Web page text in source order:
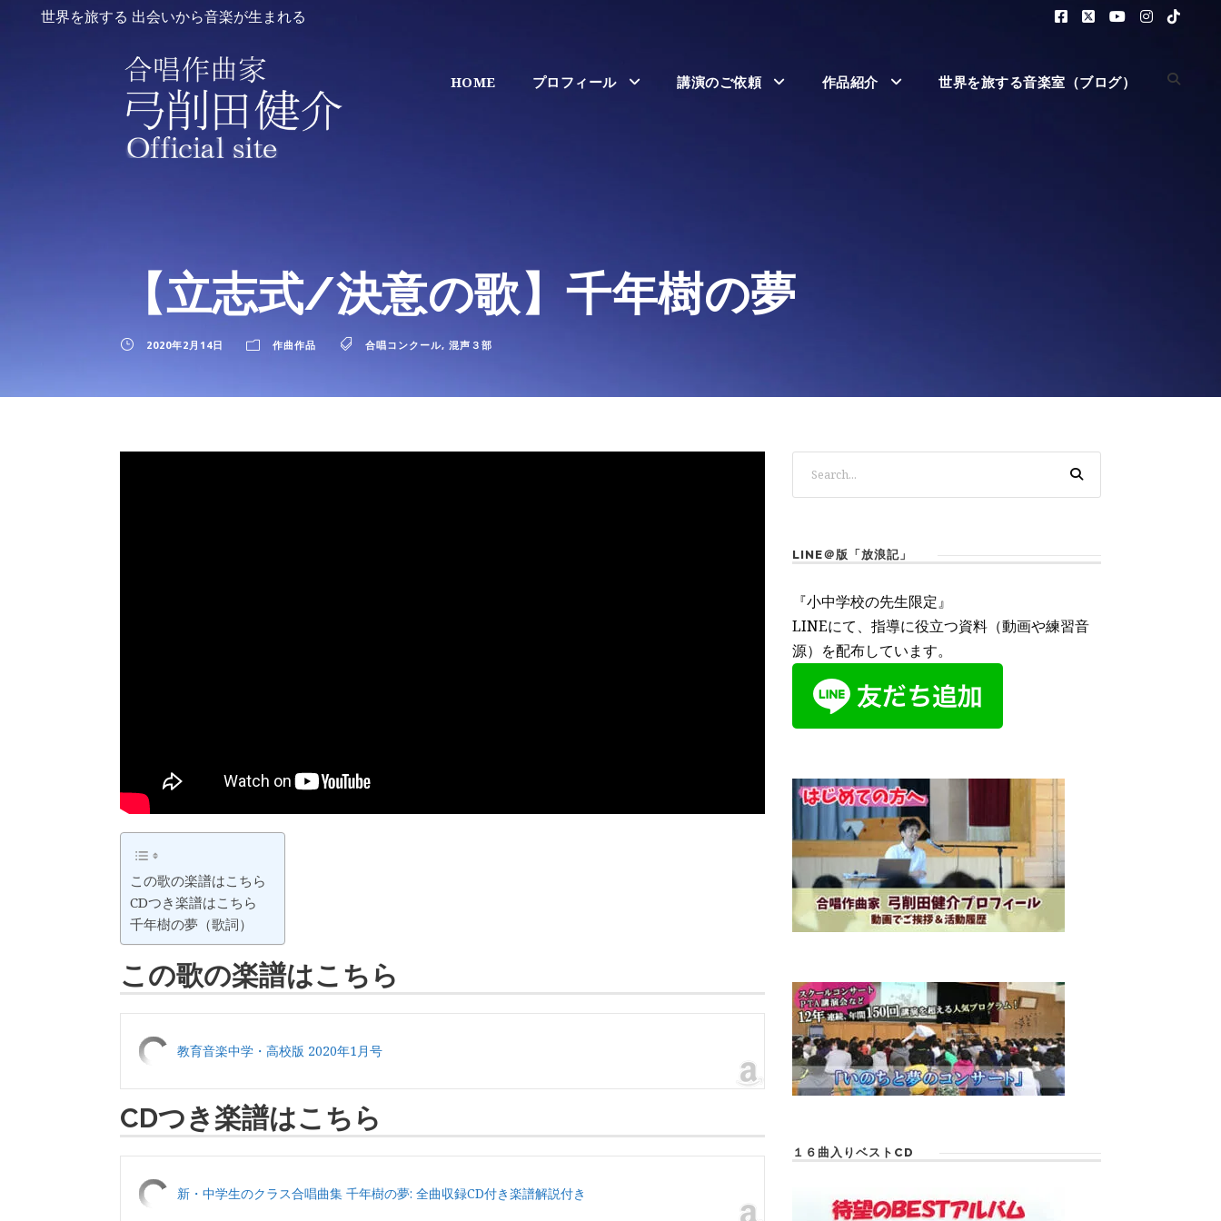
世界を旅する 出会いから音楽が生まれる
HOME プロフィール 講演のご依頼 作品紹介 世界を旅する音楽室（ブログ）
【立志式/決意の歌】千年樹の夢
2020年2月14日 作曲作品 合唱コンクール, 混声３部
この歌の楽譜はこちら
CDつき楽譜はこちら
千年樹の夢（歌詞）
この歌の楽譜はこちら
教育音楽中学・高校版 2020年1月号
CDつき楽譜はこちら
新・中学生のクラス合唱曲集 千年樹の夢: 全曲収録CD付き楽譜解説付き
LINE＠版「放浪記」
『小中学校の先生限定』
LINEにて、指導に役立つ資料（動画や練習音
源）を配布しています。
１６曲入りベストCD